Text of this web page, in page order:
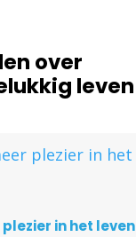
over
leven
in het leven